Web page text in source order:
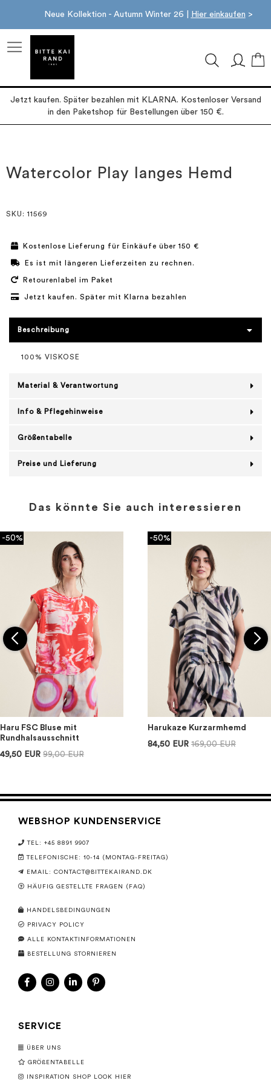
Neue Kollektion - Autumn Winter 26 | Hier einkaufen >
Jetzt kaufen. Später bezahlen mit KLARNA. Kostenloser Versand
in den Paketshop für Bestellungen über 150 €.
der
Bildgalerie
der
Bildgalerie
Watercolor Play langes Hemd
SKU : 11569
Kostenlose Lieferung für Einkäufe über 150 €
Es ist mit längeren Lieferzeiten zu rechnen.
Retourenlabel im Paket
Jetzt kaufen. Später mit Klarna bezahlen
Beschreibung
100% VISKOSE
Material & Verantwortung
Info & Pflegehinweise
Größentabelle
Preise und Lieferung
Das könnte Sie auch interessieren
-50%
Haru FSC Bluse mit
Rundhalsausschnitt
49,50 EUR 99,00 EUR
-50%
Harukaze Kurzarmhemd
84,50 EUR 169,00 EUR
WEBSHOP KUNDENSERVICE
TEL: +45 8891 9907
TELEFONISCHE: 10-14 (MONTAG-FREITAG)
EMAIL: CONTACT@BITTEKAIRAND.DK
HÄUFIG GESTELLTE FRAGEN (FAQ)
HANDELSBEDINGUNGEN
PRIVACY POLICY
ALLE KONTAKTINFORMATIONEN
BESTELLUNG STORNIEREN
SERVICE
ÜBER UNS
GRÖßENTABELLE
INSPIRATION SHOP LOOK HIER